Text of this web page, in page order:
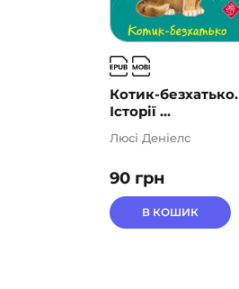
Котик-безхатько.
Історії ...
90 грн
Люсі Деніелс
В КОШИК